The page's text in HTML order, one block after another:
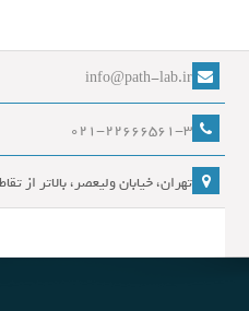
info@path-lab.ir
021-22666561-3
تهران، خیابان ولیعصر، بالاتر از